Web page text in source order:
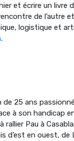
et écrire un livre
de l’autre
logistique et
.
de 25 ans
à son handicap
rallier Pau à
en ouest, de